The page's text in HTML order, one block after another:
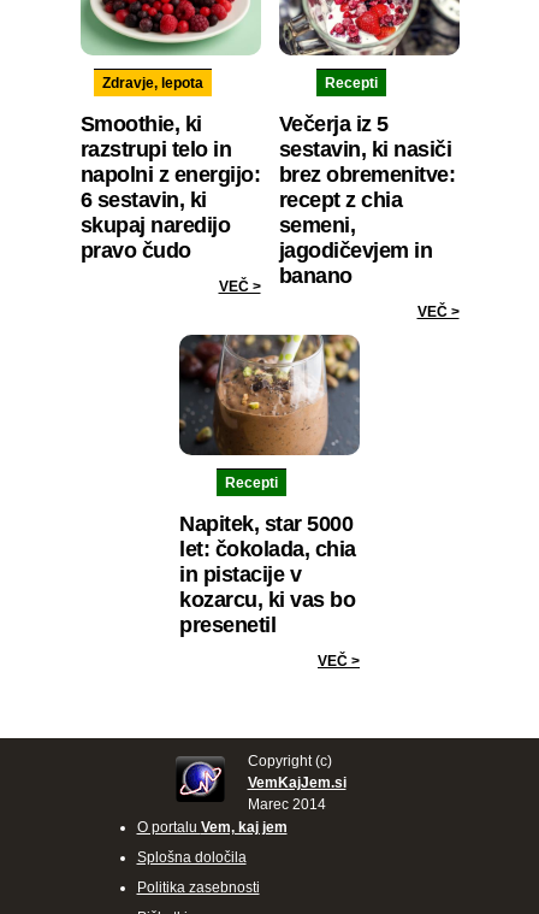
Zdravje, lepota
Smoothie, ki
razstrupi telo in
napolni z energijo:
6 sestavin, ki
skupaj naredijo
pravo čudo
VEČ >
Recepti
Večerja iz 5
sestavin, ki nasiči
brez obremenitve:
recept z chia
semeni,
jagodičevjem in
banano
VEČ >
Recepti
Napitek, star 5000
let: čokolada, chia
in pistacije v
kozarcu, ki vas bo
presenetil
VEČ >
Copyright (c)
VemKajJem.si
Marec 2014
O portalu Vem, kaj jem
Splošna določila
Politika zasebnosti